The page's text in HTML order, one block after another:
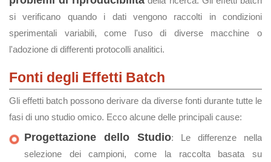
si verificano quando i dati vengono raccolti in condizioni
sperimentali variabili, come l'uso di diverse macchine o
l'adozione di differenti protocolli analitici.
Fonti degli Effetti Batch
Gli effetti batch possono derivare da diverse fonti durante tutte le
fasi di uno studio omico. Ecco alcune delle principali cause:
Progettazione dello Studio: Le differenze nella
selezione dei campioni, come la raccolta basata su